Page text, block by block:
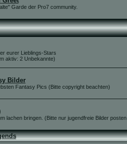
Garde der Pro7 community.
eurer Lieblings-Stars
aktiv: 2 Unbekannte)
Bilder
Fantasy Pics (Bitte copyright beachten)
lachen bringen. (Bitte nur jugendfreie Bilder